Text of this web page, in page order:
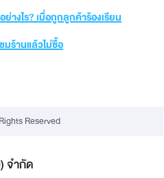
างไร? เมื่อถูกลูกค้าร้องเรียน
ร้านแล้วไม่ซื้อ
Reserved
จำกัด